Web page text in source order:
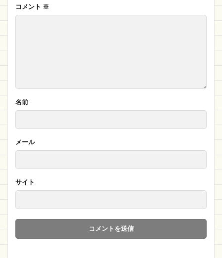
コメント ※
名前
メール
サイト